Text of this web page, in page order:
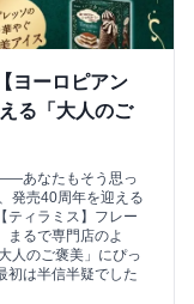
ヨーロピアン
る「大人のご
あなたもそう思っ
発売40周年を迎える
ティラミス】フレー
まるで専門店のよ
人のご褒美」にぴっ
初は半信半疑でした